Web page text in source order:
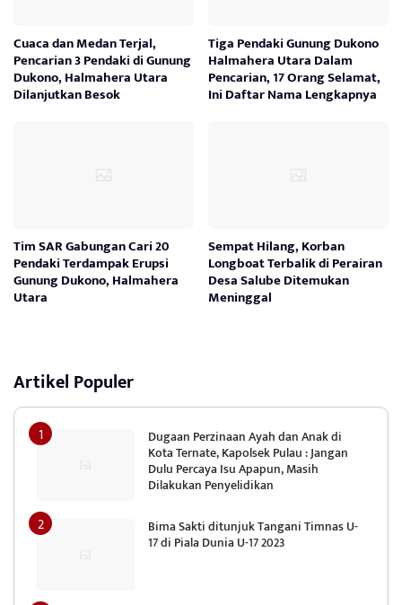
Cuaca dan Medan Terjal,
Pencarian 3 Pendaki di Gunung
Dukono, Halmahera Utara
Dilanjutkan Besok
Tiga Pendaki Gunung Dukono
Halmahera Utara Dalam
Pencarian, 17 Orang Selamat,
Ini Daftar Nama Lengkapnya
Tim SAR Gabungan Cari 20
Pendaki Terdampak Erupsi
Gunung Dukono, Halmahera
Utara
Sempat Hilang, Korban
Longboat Terbalik di Perairan
Desa Salube Ditemukan
Meninggal
Artikel Populer
Dugaan Perzinaan Ayah dan Anak di
Kota Ternate, Kapolsek Pulau : Jangan
Dulu Percaya Isu Apapun, Masih
Dilakukan Penyelidikan
Bima Sakti ditunjuk Tangani Timnas U-
17 di Piala Dunia U-17 2023